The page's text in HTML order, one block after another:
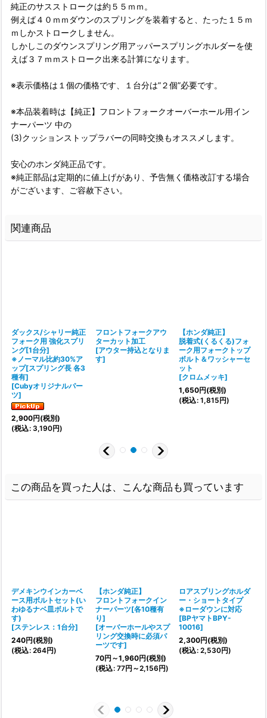
純正のサスストロークは約５５ｍｍ。
例えば４０ｍｍダウンのスプリングを装着すると、たった１５ｍ
ｍしかストロークしません。
しかしこのダウンスプリング用アッパースプリングホルダーを使
えば３７ｍｍストローク出来る計算になります。
※表示価格は１個の価格です、１台分は”２個”必要です。
※本品装着時は【純正】フロントフォークオーバーホール用イン
ナーパーツ 中の
(3)クッションストップラバーの同時交換もオススメします。
安心のホンダ純正品です。
※純正部品は定期的に値上げがあり、予告無く価格改訂する場合
がございます、ご容赦下さい。
関連商品
ダックス/シャリー純正
フォーク用 強化スプリ
ング[1台分]
※ノーマル比約30%ア
ップ[スプリング長 各3
種有]
[Cubyオリジナルパー
ツ]
2,900円(税別)
(税込: 3,190円)
フロントフォークアウ
ターカット加工
[アウター持込となりま
す]
【ホンダ純正】
脱着式(くるくる)フォ
ーク用フォークトップ
ボルト＆ワッシャーセ
ット
[クロムメッキ]
1,650円(税別)
(税込: 1,815円)
この商品を買った人は、こんな商品も買っています
デメキンウインカーベ
ース用ボルトセット(い
わゆるナベ皿ボルトで
す)
[ステンレス：1台分]
240円(税別)
(税込: 264円)
【ホンダ純正】
フロントフォークイン
ナーパーツ[各10種有
り]
[オーバーホールやスプ
リング交換時に必須パ
ーツです]
70円 ～1,960円(税別)
(税込: 77円 ～2,156円)
ロアスプリングホルダ
ー・ショートタイプ
※ローダウンに対応
[BPヤマトBPY-
10016]
2,300円(税別)
(税込: 2,530円)